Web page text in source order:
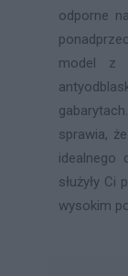
odporne
model z
sprawia,
idealnego
służyły
wysokim